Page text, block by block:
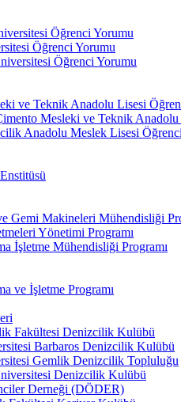
Öğrenci Yorumu
Öğrenci Yorumu
Öğrenci Yorumu
ve Teknik Anadolu Lisesi
Mesleki ve Teknik
Anadolu Meslek Lisesi
Gemi Makineleri Mühendisliği
Yönetimi Programı
İşletme Mühendisliği Programı
ve İşletme Programı
Fakültesi Denizcilik Kulübü
Barbaros Denizcilik Kulübü
Gemlik Denizcilik Topluluğu
Denizcilik Kulübü
Derneği (DÖDER)